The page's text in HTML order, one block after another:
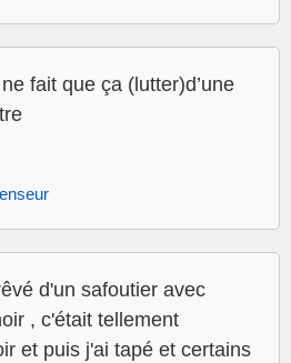
fait que ça (lutter)d’une
d'un safoutier avec
, c'était tellement
et puis j'ai tapé et certains